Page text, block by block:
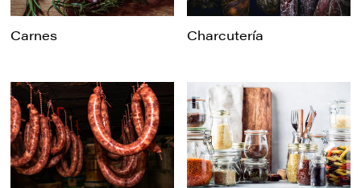
Carnes Charcutería